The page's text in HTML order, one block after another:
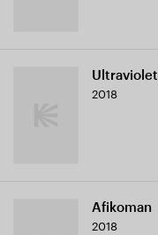
Ultraviolet
2018
Afikoman
2018